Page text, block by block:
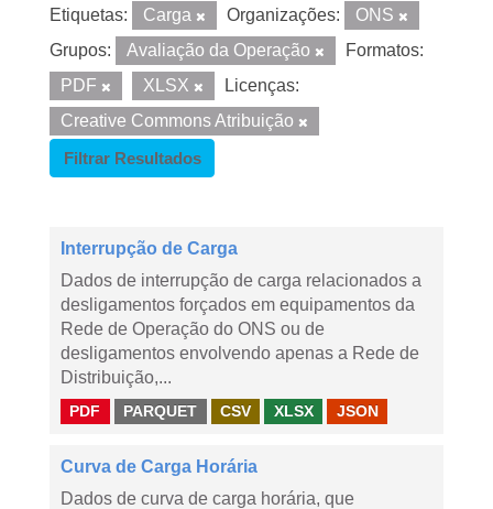
Etiquetas: Carga Organizações:
ONS
Grupos:
Avaliação da Operação
Formatos:
PDF
XLSX
Licenças:
Creative Commons Atribuição
Filtrar Resultados
Interrupção de Carga
Dados de interrupção de carga relacionados a
desligamentos forçados em equipamentos da
Rede de Operação do ONS ou de
desligamentos envolvendo apenas a Rede de
Distribuição,...
PDF PARQUET CSV XLSX JSON
Curva de Carga Horária
Dados de curva de carga horária, que